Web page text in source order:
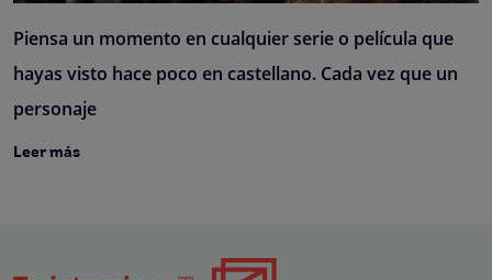
Piensa un momento en cualquier serie o película que
hayas visto hace poco en castellano. Cada vez que un
personaje
Leer más